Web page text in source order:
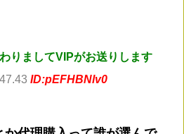
りましてVIPがお送りします
ID:pEFHBNlv0